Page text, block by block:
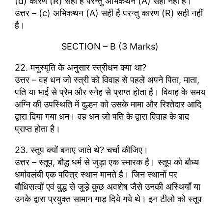
उत्तर – (c) अभिकथन (A) सही है परन्तु कारण (R) सही नहीं
है।
SECTION – B (3 Marks)
22. मनुस्मृति के अनुसार स्त्रीधन क्या था?
उत्तर – वह धन जो स्त्री को विवाह से पहले अपने पिता, माता,
पति या भाई से प्रेम और स्नेह से प्राप्त होता है। विवाह के समय
अग्नि की उपस्थिति में दुल्हन को उसके मामा और रिश्तेदार आदि
द्वारा दिया गया धन। वह धन जो पति के द्वारा विवाह के बाद
प्राप्त होता है।
23. स्तूप क्यों बनाए जाते थे? चर्चा कीजिए।
उत्तर – स्तूप, बौद्ध धर्म से जुड़ा एक स्मारक है। स्तूप को बौध्य
धर्मावलंबी एक पवित्र स्थान मानते है। जिन स्थानों पर
बौधिसत्वों एवं बुद्ध से जुड़े कुछ अवशेष जैसे उनकी अस्थियाँ या
उनके द्वारा प्रयुक्त सामान गाड़ दिये गये थे। इन टीलो को स्तूप